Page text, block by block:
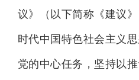
议》（以下简称《建议
时代中国特色社会主义
党的中心任务，坚持以